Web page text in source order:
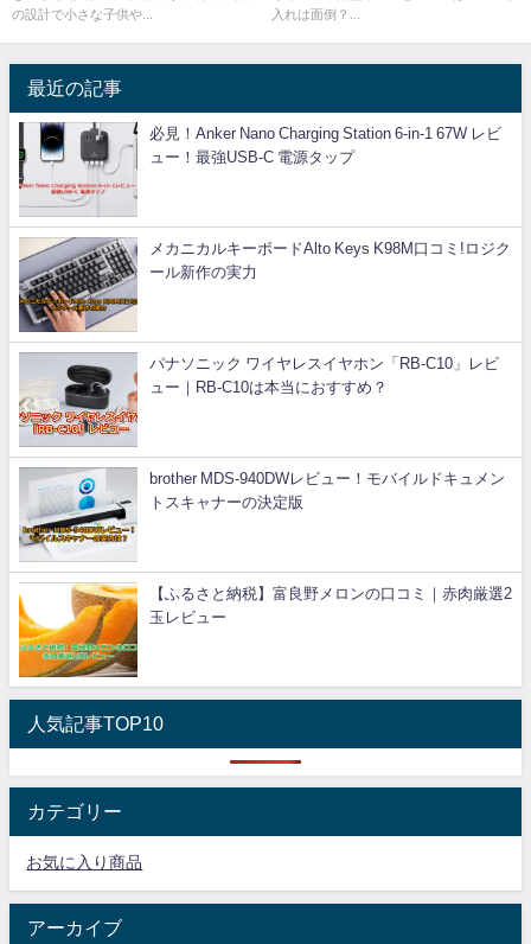
の設計で小さな子供や...
入れは面倒？...
最近の記事
必見！Anker Nano Charging Station 6-in-1 67W レビ
ュー！最強USB-C 電源タップ
メカニカルキーボードAlto Keys K98M口コミ!ロジク
ール新作の実力
パナソニック ワイヤレスイヤホン「RB-C10」レビ
ュー｜RB-C10は本当におすすめ？
brother MDS-940DWレビュー！モバイルドキュメン
トスキャナーの決定版
【ふるさと納税】富良野メロンの口コミ｜赤肉厳選2
玉レビュー
人気記事TOP10
カテゴリー
お気に入り商品
アーカイブ